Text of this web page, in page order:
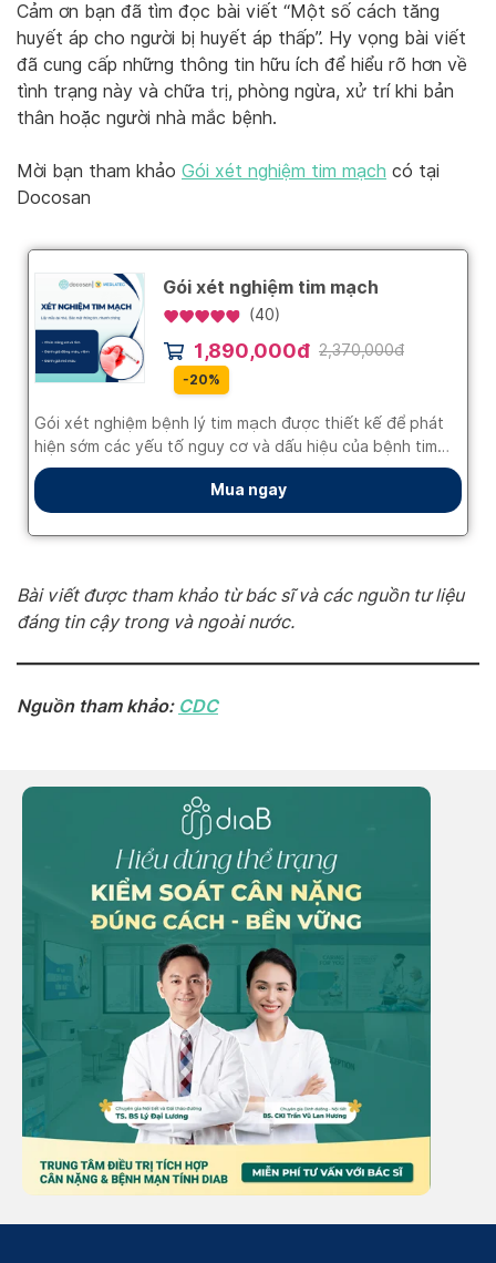
Cảm ơn bạn đã tìm đọc bài viết “Một số cách tăng
huyết áp cho người bị huyết áp thấp”. Hy vọng bài viết
đã cung cấp những thông tin hữu ích để hiểu rõ hơn về
tình trạng này và chữa trị, phòng ngừa, xử trí khi bản
thân hoặc người nhà mắc bệnh.
Mời bạn tham khảo Gói xét nghiệm tim mạch có tại
Docosan
Bài viết được tham khảo từ bác sĩ và các nguồn tư liệu
đáng tin cậy trong và ngoài nước.
Nguồn tham khảo: CDC